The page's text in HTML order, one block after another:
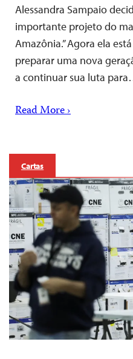
Alessandra Sampaio
importante projeto do
Amazônia.” Agora ela
preparar uma nova
a continuar sua luta
Read More ›
Cartas